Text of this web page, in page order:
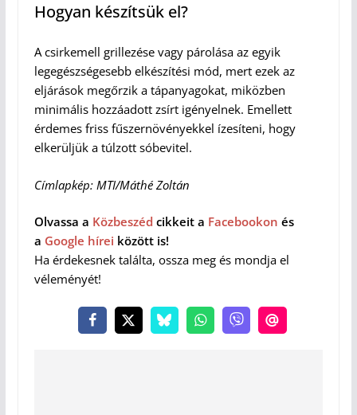
Hogyan készítsük el?
A csirkemell grillezése vagy párolása az egyik
legegészségesebb elkészítési mód, mert ezek az
eljárások megőrzik a tápanyagokat, miközben
minimális hozzáadott zsírt igényelnek. Emellett
érdemes friss fűszernövényekkel ízesíteni, hogy
elkerüljük a túlzott sóbevitel.
Címlapkép: MTI/Máthé Zoltán
Olvassa a Közbeszéd cikkeit a Facebookon és
a Google hírei között is!
Ha érdekesnek találta, ossza meg és mondja el
véleményét!